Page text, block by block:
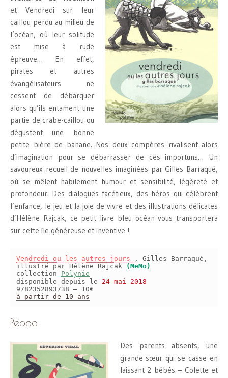
et Vendredi sur leur
caillou perdu au milieu de
l’océan, où leur solitude
est mise à rude
épreuve… En effet,
pirates et autres
évangélisateurs ne
cessent de débarquer
alors qu’ils entament une
partie de crabe-caillou ou
dégustent une bonne
petite bière de banane. Nos deux compères rivalisent alors
d’imagination pour se débarrasser de ces importuns… Un
savoureux recueil de nouvelles imaginées par Gilles Barraqué,
où se mêlent habilement humour et sensibilité, légèreté et
profondeur. Des dialogues facétieux, des héros qui célèbrent
l’enfance, le jeu et la joie de vivre et des illustrations délicates
d’Hélène Rajcak, ce petit livre bleu océan vous transportera
sur cette île généreuse et inventive !
Vendredi ou les autres jours
, Gilles Barraqué,
illustré par Hélène Rajcak
(MeMo)
collection Polynie
disponible depuis le 24 mai 2018
9782352893738 – 10€
à partir de 10 ans
Pëppo
Des parents absents, une
grande sœur qui se casse en
laissant 2 bébés – Colette et